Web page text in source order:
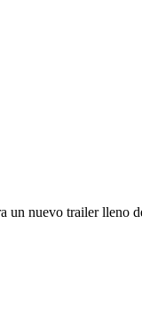
un nuevo trailer lleno